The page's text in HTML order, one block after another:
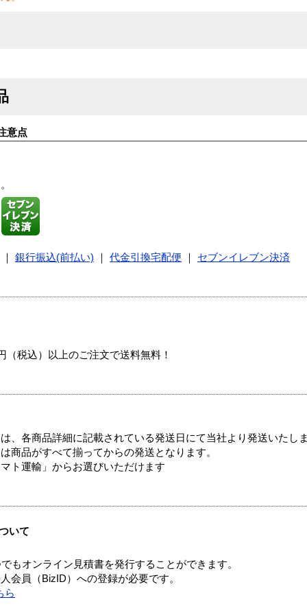
意点
銀行振込(前払い) 代金引換宅配便 セブンイレブン決済
税込）以上のご注文で送料無料！
、各商品詳細に記載されている発送日にて当社より発送いたし
商品がすべて揃ってからの発送となります。
ト運輸」からお選びいただけます
いて
もオンライン見積書を発行することができます。
会員（BizID）への登録が必要です。
ら